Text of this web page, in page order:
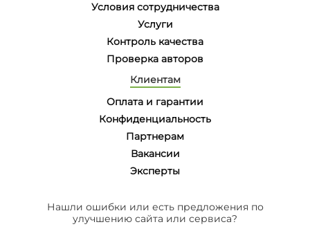
Условия сотрудничества
Услуги
Контроль качества
Проверка авторов
Клиентам
Оплата и гарантии
Конфиденциальность
Партнерам
Вакансии
Эксперты
Нашли ошибки или есть предложения по
улучшению сайта или сервиса?